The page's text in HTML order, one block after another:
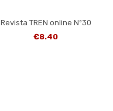
Revista TREN online Nº30
€8.40